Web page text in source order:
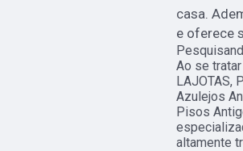
casa.
e oferece
Ao se tratar
LAJOTAS,
Azulejos
Pisos
altamente